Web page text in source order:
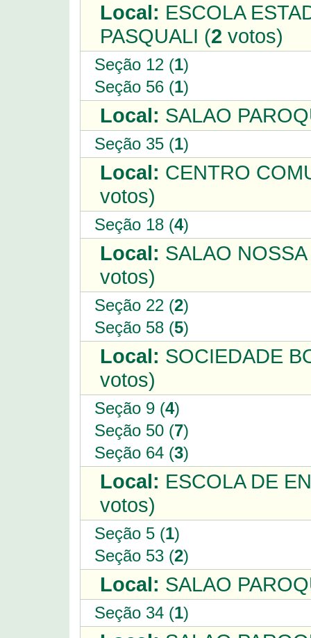
Local: ESCOLA
PASQUALI (2 votos)
Seção 12 (1)
Seção 56 (1)
Local: SALAO
Seção 35 (1)
Local: CENTRO
votos)
Seção 18 (4)
Local: SALAO
votos)
Seção 22 (2)
Seção 58 (5)
Local: SOCIEDADE
votos)
Seção 9 (4)
Seção 50 (7)
Seção 64 (3)
Local: ESCOLA DE
votos)
Seção 5 (1)
Seção 53 (2)
Local: SALAO
Seção 34 (1)